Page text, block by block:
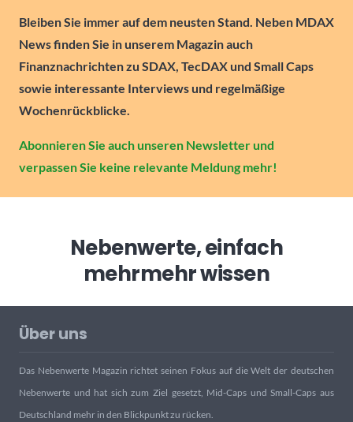
Bleiben Sie immer auf dem neusten Stand. Neben MDAX
News finden Sie in unserem Magazin auch
Finanznachrichten zu SDAX, TecDAX und Small Caps
sowie interessante Interviews und regelmäßige
Wochenrückblicke.
Abonnieren Sie auch unseren Newsletter und
verpassen Sie keine relevante Meldung mehr!
Nebenwerte, einfach
mehrmehr wissen
Über uns
Das Nebenwerte Magazin richtet seinen Fokus auf die Welt der deutschen
Nebenwerte und hat sich zum Ziel gesetzt, Mid-Caps und Small-Caps aus
Deutschland mehr in den Blickpunkt zu rücken.